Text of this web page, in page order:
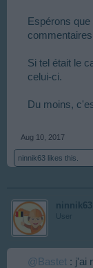
Espérons
Si tel était le
celui-ci.
Du moins,
Aug 10, 2017
ninnik63 likes this.
ninnik63
User
@Bastet : j'ai